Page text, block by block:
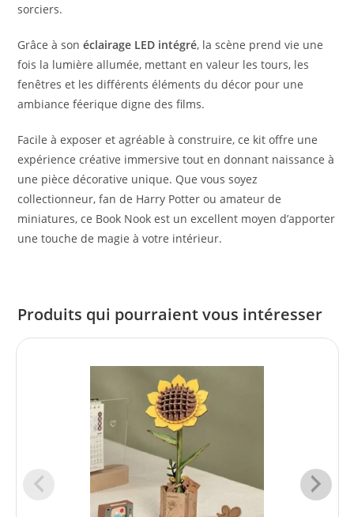
sorciers.
Grâce à sonéclairage LED intégré, la scène prend vie une
fois la lumière allumée, mettant en valeur les tours, les
fenêtres et les différents éléments du décor pour une
ambiance féerique digne des films.
Facile à exposer et agréable à construire, ce kit offre une
expérience créative immersive tout en donnant naissance à
une pièce décorative unique. Que vous soyez
collectionneur, fan de Harry Potter ou amateur de
miniatures, ce Book Nook est un excellent moyen d’apporter
une touche de magie à votre intérieur.
Produits qui pourraient vous intéresser